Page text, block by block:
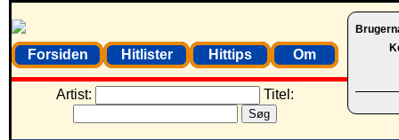
Forsiden Hitlister Hittips Om
Artist: Titel: